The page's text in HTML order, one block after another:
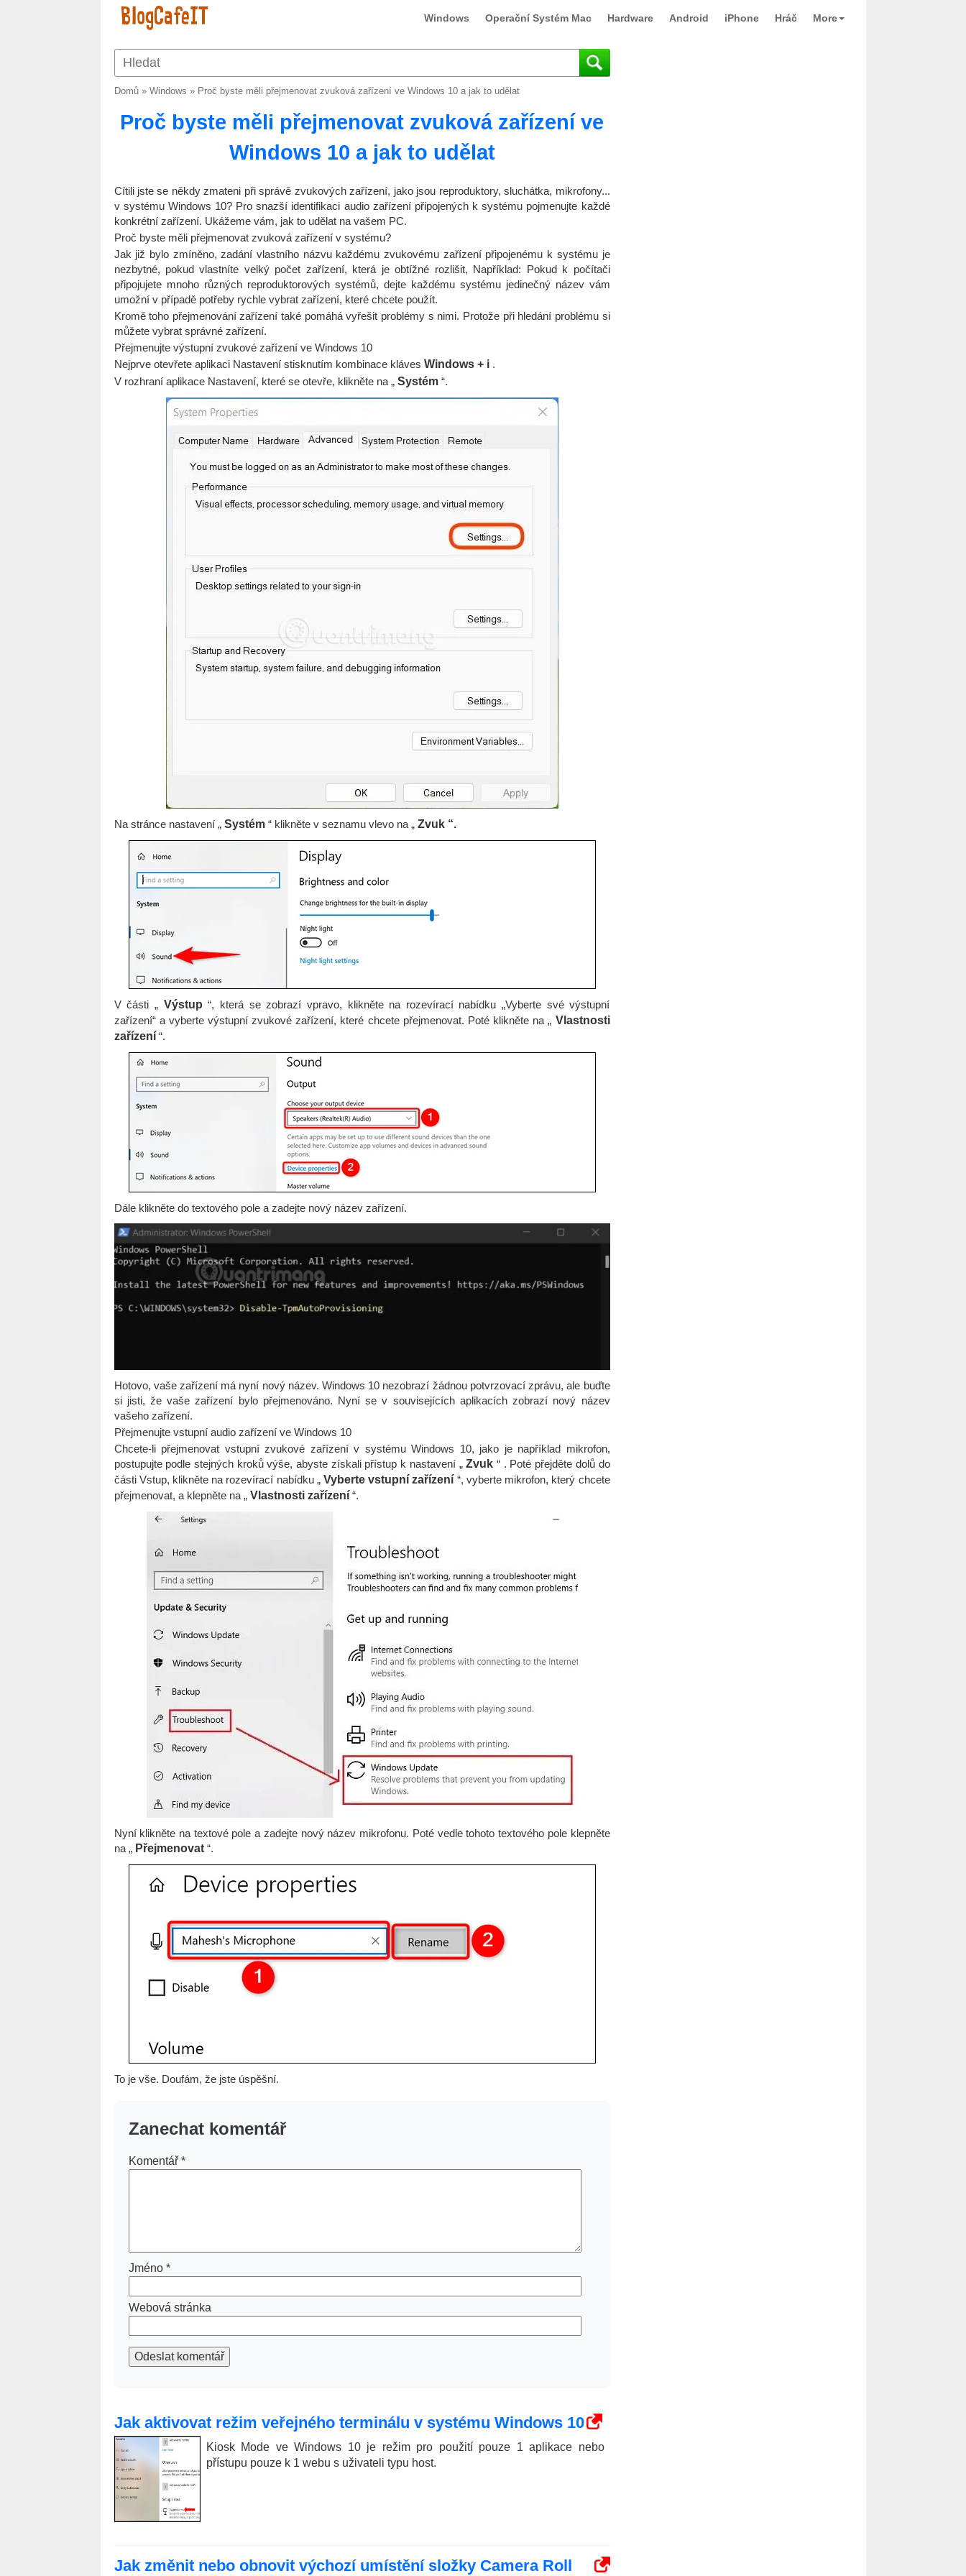
Windows Operační Systém Mac Hardware Android iPhone Hráč More
Domů» Windows » Proč byste měli přejmenovat zvuková zařízení ve Windows 10 a jak to udělat
Proč byste měli přejmenovat zvuková zařízení ve
Windows 10 a jak to udělat
Cítili jste se někdy zmateni při správě zvukových zařízení, jako jsou reproduktory, sluchátka, mikrofony...
v systému Windows 10? Pro snazší identifikaci audio zařízení připojených k systému pojmenujte každé
konkrétní zařízení. Ukážeme vám, jak to udělat na vašem PC.
Proč byste měli přejmenovat zvuková zařízení v systému?
Jak již bylo zmíněno, zadání vlastního názvu každému zvukovému zařízení připojenému k systému je
nezbytné, pokud vlastníte velký počet zařízení, která je obtížné rozlišit, Například: Pokud k počítači
připojujete mnoho různých reproduktorových systémů, dejte každému systému jedinečný název vám
umožní v případě potřeby rychle vybrat zařízení, které chcete použít.
Kromě toho přejmenování zařízení také pomáhá vyřešit problémy s nimi. Protože při hledání problému si
můžete vybrat správné zařízení.
Přejmenujte výstupní zvukové zařízení ve Windows 10
Nejprve otevřete aplikaci Nastavení stisknutím kombinace kláves Windows + i.
V rozhraní aplikace Nastavení, které se otevře, klikněte na „ Systém“.
Na stránce nastavení „ Systém“ klikněte v seznamu vlevo na „ Zvuk “.
V části „ Výstup “, která se zobrazí vpravo, klikněte na rozevírací nabídku „Vyberte své výstupní
zařízení“ a vyberte výstupní zvukové zařízení, které chcete přejmenovat. Poté klikněte na „ Vlastnosti
zařízení“.
Dále klikněte do textového pole a zadejte nový název zařízení.
Hotovo, vaše zařízení má nyní nový název. Windows 10 nezobrazí žádnou potvrzovací zprávu, ale buďte
si jisti, že vaše zařízení bylo přejmenováno. Nyní se v souvisejících aplikacích zobrazí nový název
vašeho zařízení.
Přejmenujte vstupní audio zařízení ve Windows 10
Chcete-li přejmenovat vstupní zvukové zařízení v systému Windows 10, jako je například mikrofon,
postupujte podle stejných kroků výše, abyste získali přístup k nastavení „Zvuk “ . Poté přejděte dolů do
části Vstup, klikněte na rozevírací nabídku „ Vyberte vstupní zařízení “, vyberte mikrofon, který chcete
přejmenovat, a klepněte na „ Vlastnosti zařízení“.
Nyní klikněte na textové pole a zadejte nový název mikrofonu. Poté vedle tohoto textového pole klepněte
na „ Přejmenovat“.
To je vše. Doufám, že jste úspěšní.
Zanechat komentář
Komentář *
Jméno *
Webová stránka
Odeslat komentář
Jak aktivovat režim veřejného terminálu v systému Windows 10
Kiosk Mode ve Windows 10 je režim pro použití pouze 1 aplikace nebo
přístupu pouze k 1 webu s uživateli typu host.
Jak změnit nebo obnovit výchozí umístění složky Camera Roll